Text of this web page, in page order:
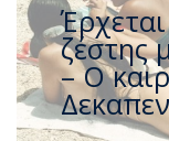
που η